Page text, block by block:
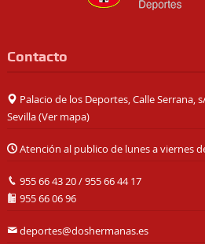
Contacto
Palacio de los Deportes, Calle Serrana,
Sevilla (Ver mapa)
Atención al publico de lunes a viernes
955 66 43 20/955 66 44 17
955 66 06 96
deportes@doshermanas.es